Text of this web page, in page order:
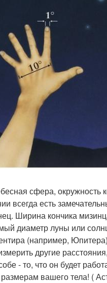
сфера,
всегда есть
Ширина кончика
диаметр луны или
(например,
другие
- то, что он будет
вашего тела! (